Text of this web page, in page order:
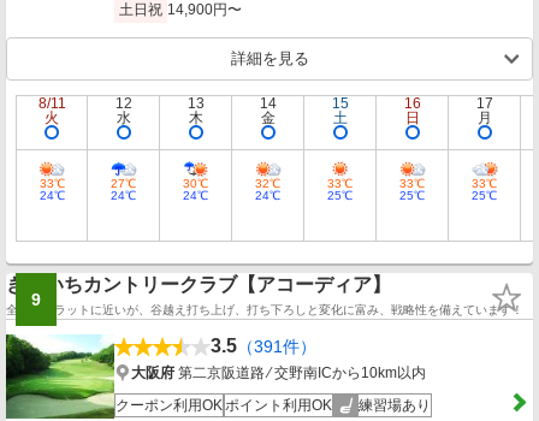
土日祝 14,900円〜
詳細を見る
8/11
火
33℃
24℃
12
水
27℃
24℃
13
木
30℃
24℃
14
金
32℃
24℃
15
土
33℃
25℃
16
日
33℃
25℃
17
月
33℃
25℃
9
きさいちカントリークラブ【アコーディア】
全般にフラットに近いが、谷越え打ち上げ、打ち下ろしと変化に富み、戦略性を備えています！
3.5 （391件）
大阪府 第二京阪道路 ⁄ 交野南ICから10km以内
クーポン利用OKポイント利用OK 練習場あり